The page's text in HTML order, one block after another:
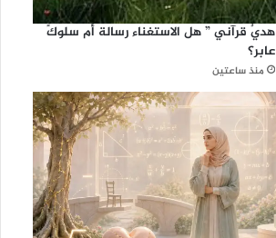
هديٌ قرآني ” هل الاستغناء رسالة أم سلوكً
عابر؟
منذ ساعتين